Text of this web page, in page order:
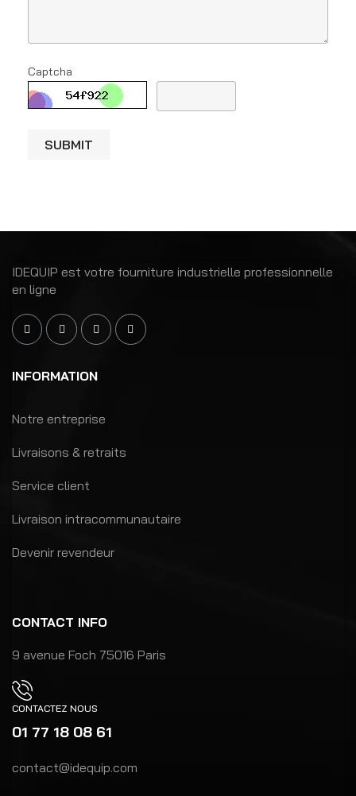
Captcha
SUBMIT
IDEQUIP est votre fourniture industrielle professionnelle
en ligne
INFORMATION
Notre entreprise
Livraisons & retraits
Service client
Livraison intracommunautaire
Devenir revendeur
CONTACT INFO
9 avenue Foch 75016 Paris
CONTACTEZ NOUS
01 77 18 08 61
contact@idequip.com